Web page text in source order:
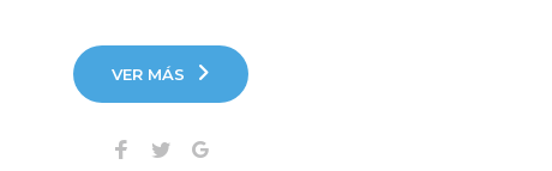
VER MÁS
Facebook
TwitterGoogle+